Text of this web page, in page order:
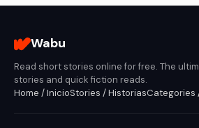
Wabu
Read short stories online for free. The
stories and quick fiction reads.
Home / InicioStories / HistoriasCategories